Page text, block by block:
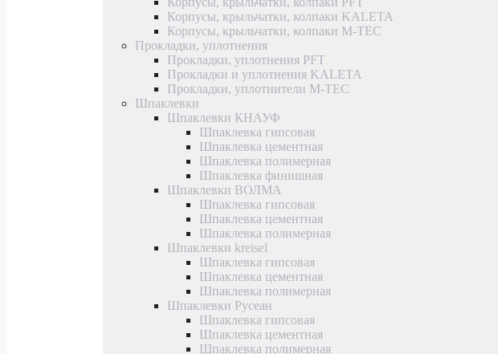
Корпусы, крыльчатки, колпаки KALETA
Корпусы, крыльчатки, колпаки M-TEC
Прокладки, уплотнения
Прокладки, уплотнения PFT
Прокладки и уплотнения KALETA
Прокладки, уплотнители M-TEC
Шпаклевки
Шпаклевки КНАУФ
Шпаклевка гипсовая
Шпаклевка цементная
Шпаклевка полимерная
Шпаклевка финишная
Шпаклевки ВОЛМА
Шпаклевка гипсовая
Шпаклевка цементная
Шпаклевка полимерная
Шпаклевки kreisel
Шпаклевка гипсовая
Шпаклевка цементная
Шпаклевка полимерная
Шпаклевки Русеан
Шпаклевка гипсовая
Шпаклевка цементная
Шпаклевка полимерная